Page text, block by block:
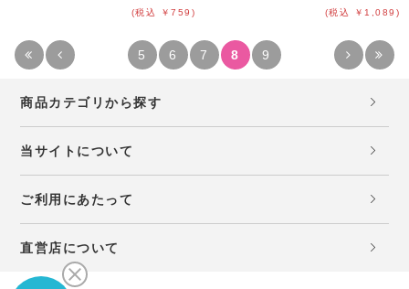
(税込 ￥759) (税込 ￥1,089)
5 6 7 8 9
商品カテゴリから探す
当サイトについて
ご利用にあたって
直営店について